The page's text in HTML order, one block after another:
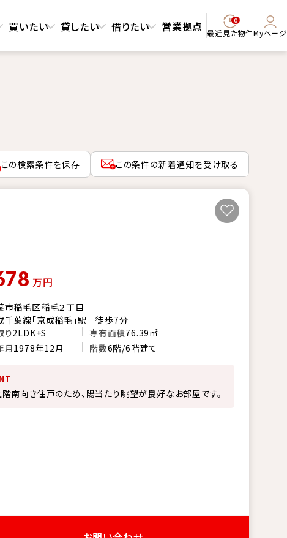
買いたい 貸したい 借りたい 営業拠点 0
最近見た物件Myページ
この検索条件を保存 この条件の新着通知を受け取る
万円
市稲毛区稲毛２丁目
千葉線「京成稲毛」駅 徒歩7分
り2LDK+S 専有面積76.39㎡
月1978年12月 階数6階/6階建て
南向き住戸のため、陽当たり眺望が良好なお部屋です。